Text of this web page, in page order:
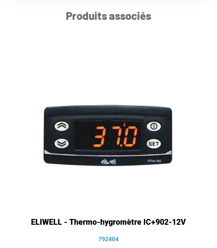
Produits associés
ELIWELL - Thermo-hygromètre IC+902-12V
792404